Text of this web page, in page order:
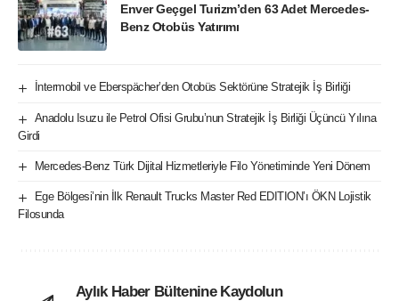
Enver Geçgel Turizm’den 63 Adet Mercedes-
Benz Otobüs Yatırımı
İntermobil ve Eberspächer’den Otobüs Sektörüne Stratejik İş Birliği
Anadolu Isuzu ile Petrol Ofisi Grubu’nun Stratejik İş Birliği Üçüncü Yılına
Girdi
Mercedes-Benz Türk Dijital Hizmetleriyle Filo Yönetiminde Yeni Dönem
Ege Bölgesi’nin İlk Renault Trucks Master Red EDITION’ı ÖKN Lojistik
Filosunda
Aylık Haber Bültenine Kaydolun